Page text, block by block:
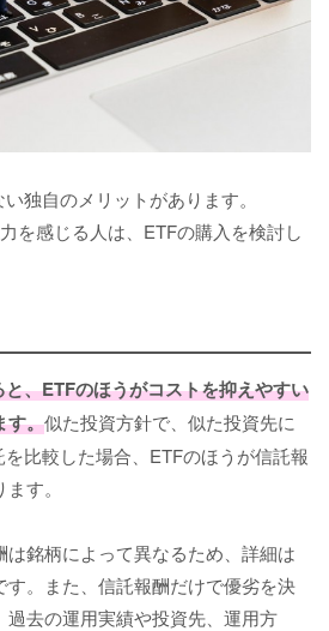
独自のメリットがあります。
を感じる人は、ETFの購入を検討し
、ETFのほうがコストを抑えやすい
す。似た投資方針で、似た投資先に
比較した場合、ETFのほうが信託報
す。
銘柄によって異なるため、詳細は
。また、信託報酬だけで優劣を決
去の運用実績や投資先、運用方